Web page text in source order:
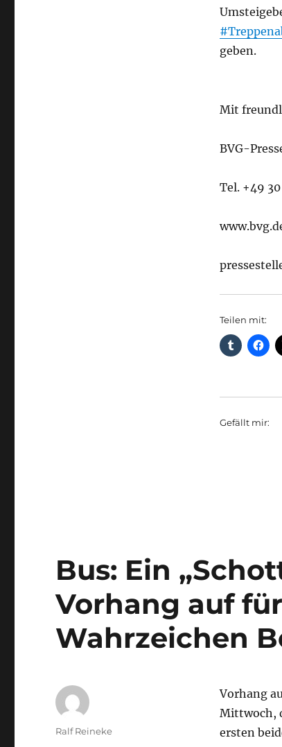
geben.
Mit
BVG-
Tel. +49
Teilen mit:
Gefällt mir:
Bus: Ein
Vorhang auf
Wahrzeichen
Vorhang
Mittwoch,
ersten
Autor
Ralf Reineke